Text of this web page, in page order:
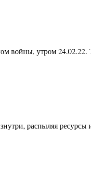
войны, утром 24.02.22.
распыляя